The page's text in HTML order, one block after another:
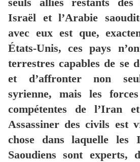
Israël et l’Arabie
avec eux est que,
États-Unis, ces pays
terrestres capables de se
et d’affronter non
syrienne, mais les
compétentes de l’Iran
Assassiner des civils est
chose dans laquelle les
Saoudiens sont experts,